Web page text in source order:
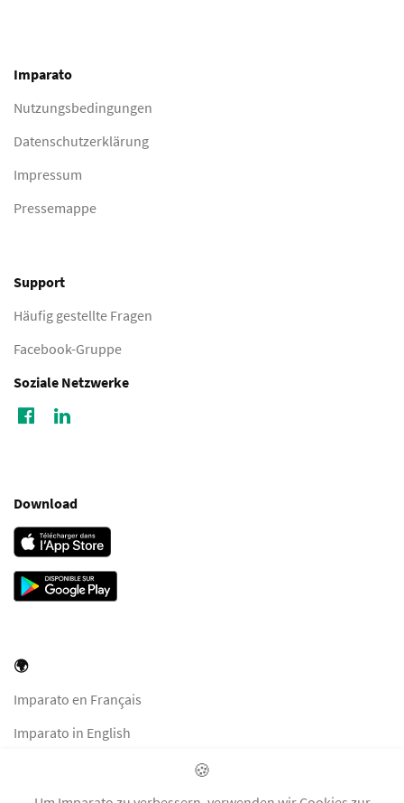
Imparato
Nutzungsbedingungen
Datenschutzerklärung
Impressum
Pressemappe
Support
Häufig gestellte Fragen
Facebook-Gruppe
Soziale Netzwerke
Download
🌍
Imparato en Français
Imparato in English
Imparato auf Deutsch
🍪